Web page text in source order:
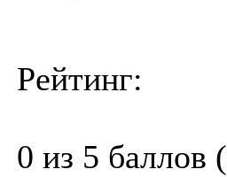
Рейтинг:
0 из 5 баллов